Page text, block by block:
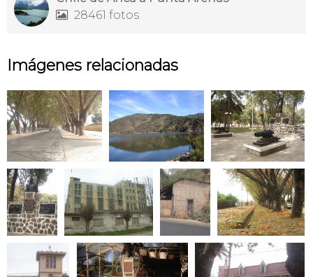
 28461 fotos
Imágenes relacionadas